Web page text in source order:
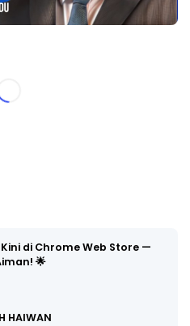
Kini di Chrome Web Store —
🌟
HAIWAN